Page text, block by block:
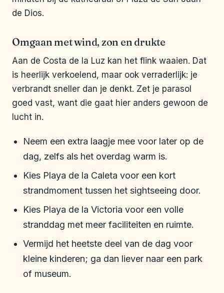
de Dios.
Omgaan met wind, zon en drukte
Aan de Costa de la Luz kan het flink waaien. Dat
is heerlijk verkoelend, maar ook verraderlijk: je
verbrandt sneller dan je denkt. Zet je parasol
goed vast, want die gaat hier anders gewoon de
lucht in.
Neem een extra laagje mee voor later op de
dag, zelfs als het overdag warm is.
Kies Playa de la Caleta voor een kort
strandmoment tussen het sightseeing door.
Kies Playa de la Victoria voor een volle
stranddag met meer faciliteiten en ruimte.
Vermijd het heetste deel van de dag voor
kleine kinderen; ga dan liever naar een park
of museum.